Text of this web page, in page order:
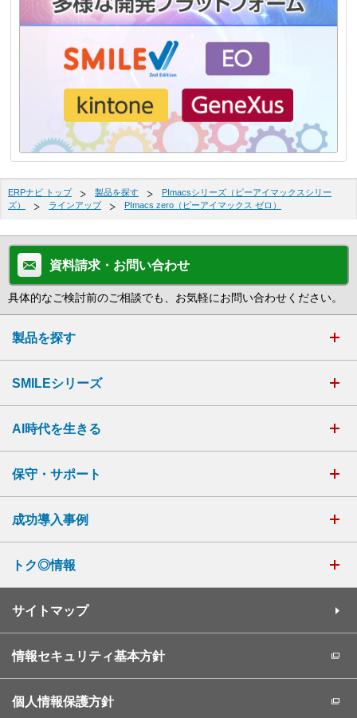
ERPナビ トップ 製品を探す
PImacsシリーズ（ピーアイマックスシリー
ズ）
ラインアップ PImacs zero（ピーアイマックス ゼロ）
資料請求・お問い合わせ
具体的なご検討前のご相談でも、お気軽にお問い合わせください。
製品を探す
SMILEシリーズ
AI時代を生きる
保守・サポート
成功導入事例
トク◎情報
サイトマップ
情報セキュリティ基本方針
個人情報保護方針